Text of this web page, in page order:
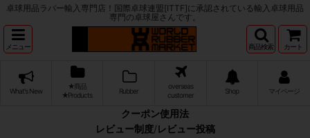
卓球用品ラバー輸入専門店！国際卓球連盟[ITTF]に承認されている輸入卓球用品
専門の卓球屋さんです。
メニュー 商品検索 カート
What's New
★商品
★Products
Rubber
overseas
customer
Shop マイページ
クーポン使用法
レビュー制度/レビュー投稿